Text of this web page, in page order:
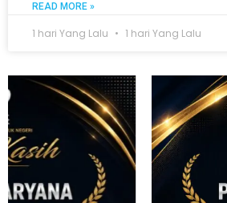
READ MORE »
1 hari Yang Lalu 1 hari Yang Lalu